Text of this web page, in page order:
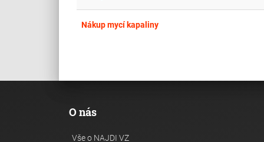
Nákup mycí kapaliny
O nás
Vše o NAJDI VZ